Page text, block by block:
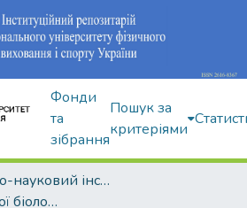
Фонди
та
зібрання
Пошук за
критеріями
Навчально-науковий інститут здоров'я, реабілітації та фізичного виховання
Кафедра медичної біології та спортивної дієтології